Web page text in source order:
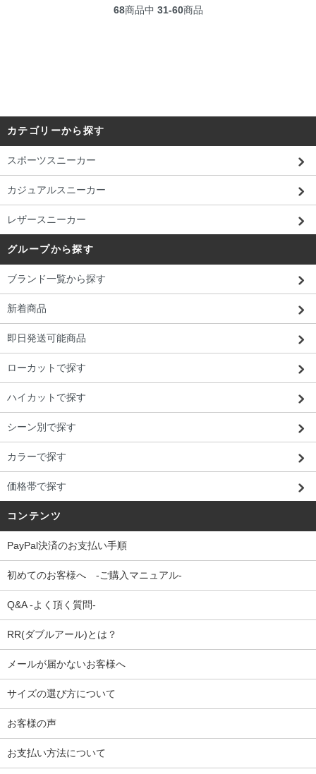
68商品中 31-60商品
カテゴリーから探す
スポーツスニーカー
カジュアルスニーカー
レザースニーカー
グループから探す
ブランド一覧から探す
新着商品
即日発送可能商品
ローカットで探す
ハイカットで探す
シーン別で探す
カラーで探す
価格帯で探す
コンテンツ
PayPal決済のお支払い手順
初めてのお客様へ -ご購入マニュアル-
Q&A -よく頂く質問-
RR(ダブルアール)とは？
メールが届かないお客様へ
サイズの選び方について
お客様の声
お支払い方法について